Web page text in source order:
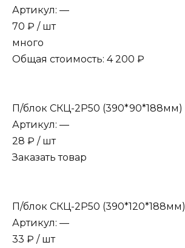
Артикул: —
70 ₽ / шт
много
Общая стоимость: 4 200 ₽
П/блок СКЦ-2Р50 (390*90*188мм)
Артикул: —
28 ₽ / шт
Заказать товар
П/блок СКЦ-2Р50 (390*120*188мм)
Артикул: —
33 ₽ / шт